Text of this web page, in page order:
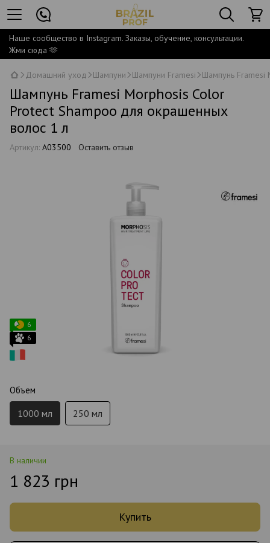
Наше сообщество в Instagram. Заказы, обучение, консультации.
Жми сюда 🫶
Домашний уход Шампуни Шампуни Framesi Шампунь Framesi
Шампунь Framesi Morphosis Color
Protect Shampoo для окрашенных
волос 1 л
Артикул: A03500 Оставить отзыв
6
6
Объем
1000 мл 250 мл
В наличии
1 823 грн
Купить